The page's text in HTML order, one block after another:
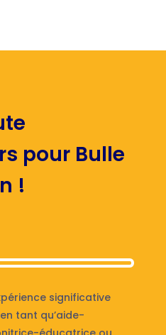
pour Bulle
!
significative
tant qu’aide-